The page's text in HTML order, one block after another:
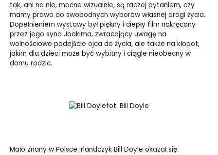
tak, ani na nie, mocne wizualnie, są raczej pytaniem, czy
mamy prawo do swobodnych wyborów własnej drogi życia.
Dopełnieniem wystawy był piękny i ciepły film nakręcony
przez jego syna Joakima, zwracający uwagę na
wolnościowe podejście ojca do życia, ale także na kłopot,
jakim dla dzieci może być wybitny i ciągle nieobecny w
domu rodzic.
fot. Bill Doyle
Mało znany w Polsce Irlandczyk Bill Doyle okazał się